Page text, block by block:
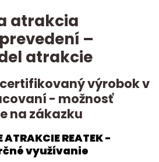
atrakcia
–
atrakcie
certifikovaný výrobok v
- možnosť
na zákazku
ATRAKCIE REATEK -
využívanie